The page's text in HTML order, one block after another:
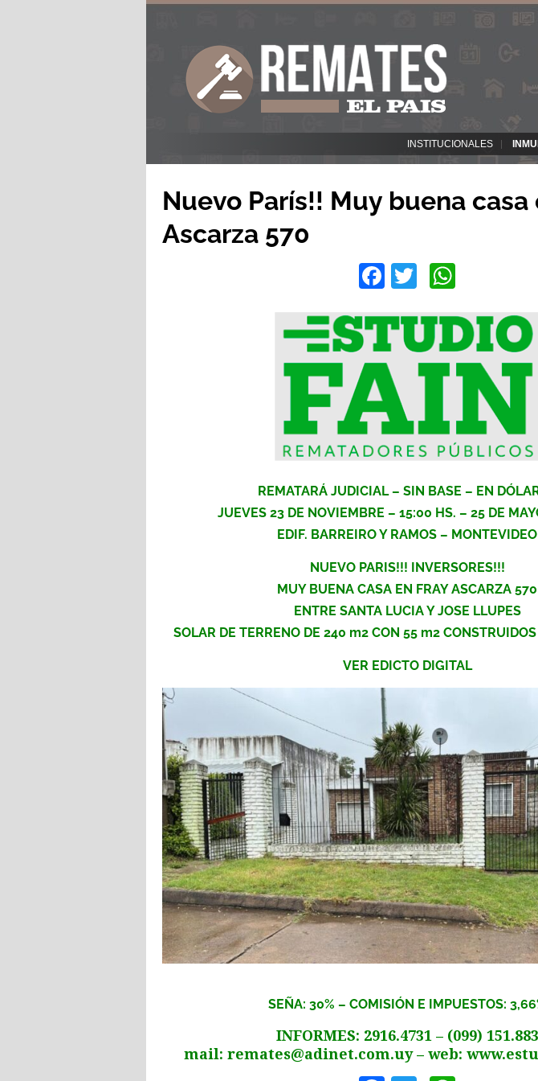
INSTITUCIONALES
Nuevo París!! Muy buena casa
Ascarza 570
Facebook
Twitter
REMATARÁ JUDICIAL – SIN BASE – EN
JUEVES 23 DE NOVIEMBRE – 15:00 HS. – 25 DE
EDIF. BARREIRO Y RAMOS – MONTEVIDEO
NUEVO PARIS!!! INVERSORES!!!
MUY BUENA CASA EN FRAY ASCARZA 570
ENTRE SANTA LUCIA Y JOSE LLUPES
SOLAR DE TERRENO DE 240 m2 CON 55 m2
VER EDICTO DIGITAL
SEÑA: 30% – COMISIÓN E IMPUESTOS:
INFORMES: 2916.4731 – (099) 151.883
mail: remates@adinet.com.uy– web: